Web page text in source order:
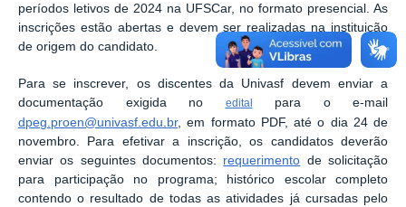
períodos letivos de 2024 na UFSCar, no formato presencial. As
inscrições estão abertas e devem ser realizadas na instituição
de origem do candidato.
Para se inscrever, os discentes da Univasf devem enviar a
documentação exigida no edital
para o e-mail
dpeg.proen@univasf.edu.br, em formato PDF, até o dia 24 de
novembro. Para efetivar a inscrição, os candidatos deverão
enviar os seguintes documentos: requerimento de solicitação
para participação no programa; histórico escolar completo
contendo o resultado de todas as atividades já cursadas pelo